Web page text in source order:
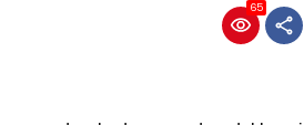
65